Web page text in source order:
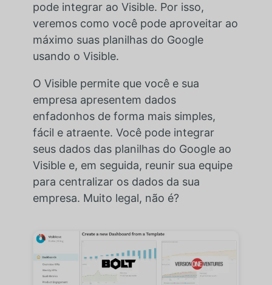
pode integrar ao Visible. Por isso,
veremos como você pode aproveitar ao
máximo suas planilhas do Google
usando o Visible.
O Visible permite que você e sua
empresa apresentem dados
enfadonhos de forma mais simples,
fácil e atraente. Você pode integrar
seus dados das planilhas do Google ao
Visible e, em seguida, reunir sua equipe
para centralizar os dados da sua
empresa. Muito legal, não é?